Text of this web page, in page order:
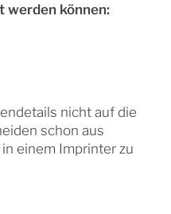
werden können:
nicht auf die
schon aus
einem Imprinter zu